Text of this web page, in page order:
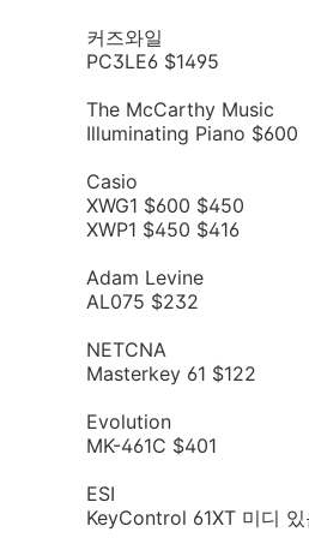
커즈와일
PC3LE6 $1495
The McCarthy Music
Illuminating Piano $600
Casio
XWG1 $600 $450
XWP1 $450 $416
Adam Levine
AL075 $232
NETCNA
Masterkey 61 $122
Evolution
MK-461C $401
ESI
KeyControl 61XT 미디